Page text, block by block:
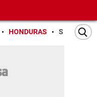
HONDURAS SAN PEDRO